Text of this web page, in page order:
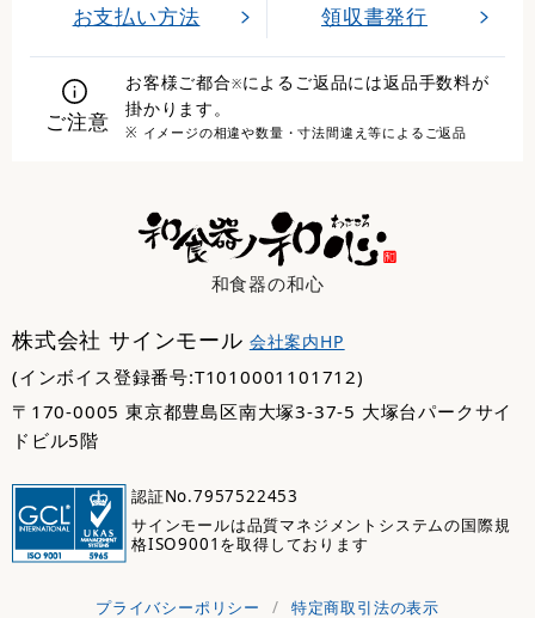
お支払い方法 領収書発行
ご注意
お客様ご都合※によるご返品には返品手数料が
掛かります。
※ イメージの相違や数量・寸法間違え等によるご返品
和食器の和心
株式会社 サインモール 会社案内HP
(インボイス登録番号:T1010001101712)
〒170-0005 東京都豊島区南大塚3-37-5 大塚台パークサイ
ドビル5階
認証No.7957522453
サインモールは品質マネジメントシステムの国際規
格ISO9001を取得しております
プライバシーポリシー / 特定商取引法の表示